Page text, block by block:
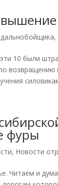
,
10 были
фуры
, Новости
Читаем и